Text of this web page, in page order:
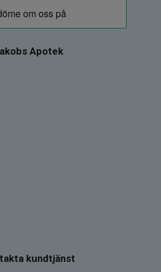
vätska och ånga. Kan vara
om det kommer ner i
Orsakar allvarlig
ÅTGÄRDER VID
frisk luft och se till att
EFTER
EFTER KONTAKT
Apotek
kundtjänst